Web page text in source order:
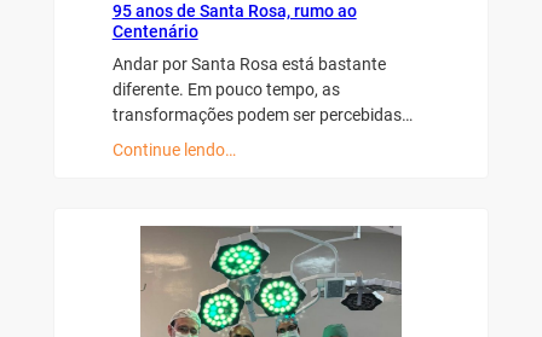
95 anos de Santa Rosa, rumo ao
Centenário
Andar por Santa Rosa está bastante
diferente. Em pouco tempo, as
transformações podem ser percebidas…
Continue lendo…